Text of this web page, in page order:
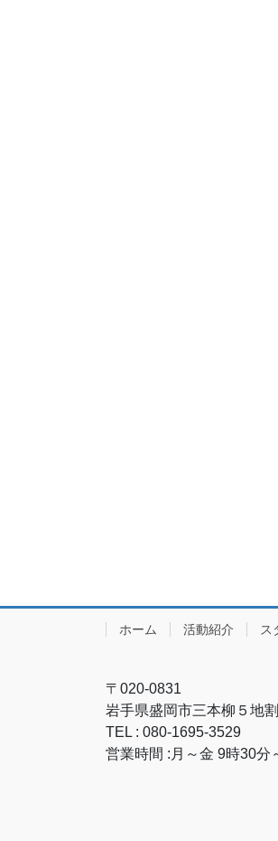
ホーム 活動紹介 ス
〒020-0831
岩手県盛岡市三本柳５地
TEL : 080-1695-3529
営業時間 :月～金 9時30分